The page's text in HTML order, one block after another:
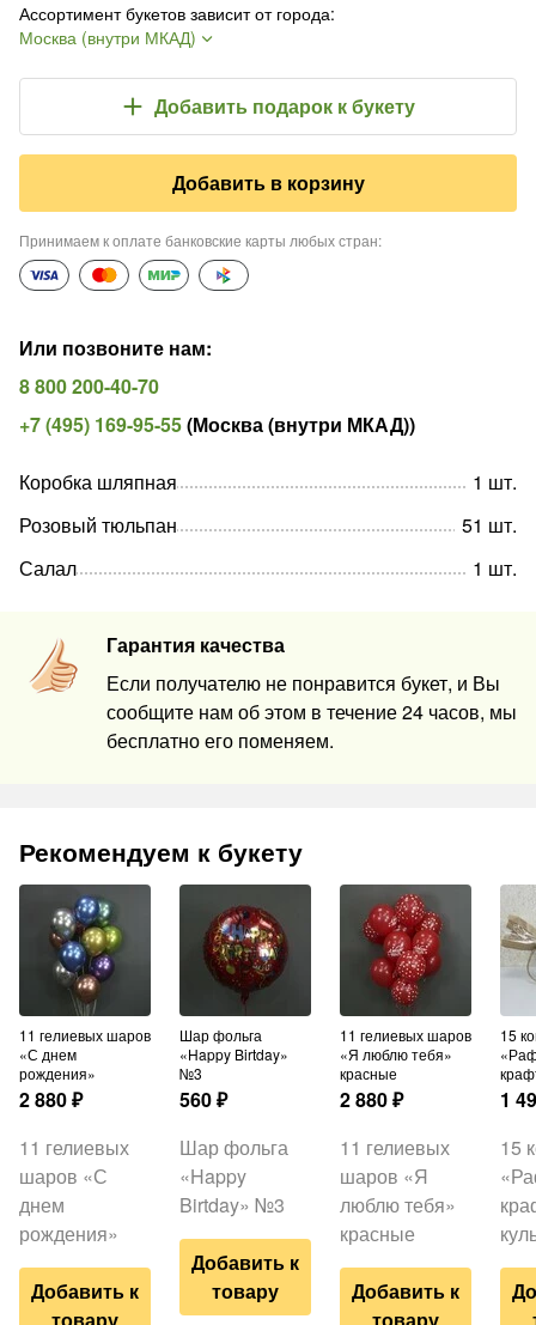
Ассортимент букетов зависит от города:
Москва (внутри МКАД)
Добавить подарок к букету
Добавить в корзину
Принимаем к оплате банковские карты любых стран:
Или позвоните нам:
8 800 200-40-70
+7 (495) 169-95-55(Москва (внутри МКАД))
Гарантия качества
Если получателю не понравится букет, и Вы
сообщите нам об этом в течение 24 часов, мы
бесплатно его поменяем.
Коробка шляпная 1 шт.
Розовый тюльпан
51 шт.
Салал
1 шт.
Рекомендуем к букету
11 гелиевых шаров
«С днем
рождения»
2 880₽
11 гелиевых
шаров «С
днем
рождения»
Добавить к
Шар фольга
«Happy Birtday»
№3
560₽
Шар фольга
«Happy
Birtday» №3
Добавить к
товару
11 гелиевых шаров
«Я люблю тебя»
красные
2 880₽
11 гелиевых
шаров «Я
люблю тебя»
красные
Добавить к
15 конфет
1
15